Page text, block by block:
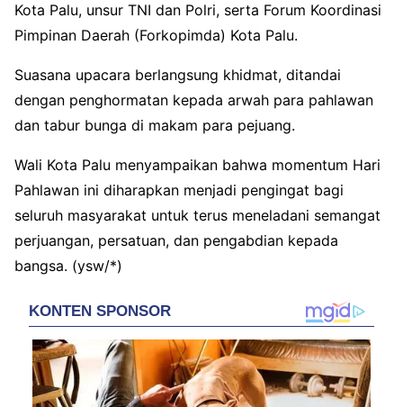
Kota Palu, unsur TNI dan Polri, serta Forum Koordinasi
Pimpinan Daerah (Forkopimda) Kota Palu.
Suasana upacara berlangsung khidmat, ditandai
dengan penghormatan kepada arwah para pahlawan
dan tabur bunga di makam para pejuang.
Wali Kota Palu menyampaikan bahwa momentum Hari
Pahlawan ini diharapkan menjadi pengingat bagi
seluruh masyarakat untuk terus meneladani semangat
perjuangan, persatuan, dan pengabdian kepada
bangsa. (ysw/*)